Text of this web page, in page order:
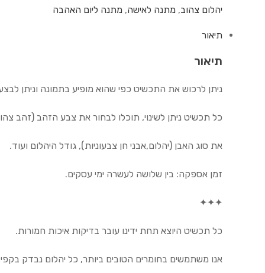
יהלום צהוב, מתנה לאישה, מתנה ליום האהבה
תיאור
תיאור
ניתן לרכוש את התכשיט כפי שהוא מופיע בתמונה וניתן
כל תכשיט ניתן לשינוי, תוכלו לבחור את צבע הזהב (זהב
את סוג האבן (יהלום,אבני חן צבעוניות), גודל היהלום ועוד.
זמן אספקה: בין שלושה לעשרה ימי עסקים.
✦✦✦
כל תכשיט היוצא תחת ידינו עובר בדיקות איכות חמורות.
אנו משתמשים בחומרים הטובים ביותר, כל יהלום נבדק